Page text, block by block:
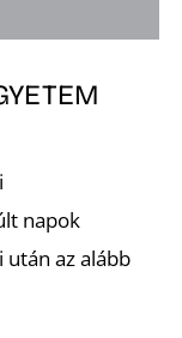
napok
az alább